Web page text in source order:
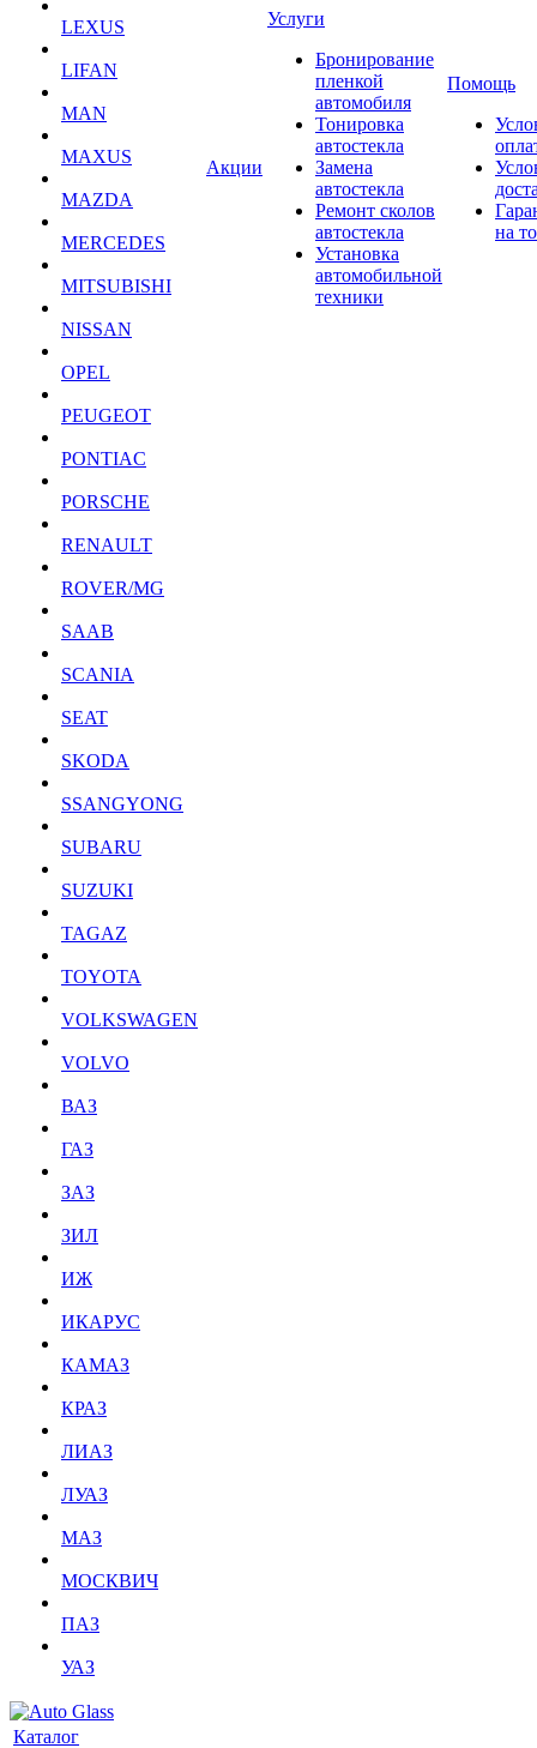
LEXUS
LIFAN
MAN
MAXUS
MAZDA
MERCEDES
MITSUBISHI
NISSAN
OPEL
PEUGEOT
PONTIAC
PORSCHE
RENAULT
ROVER/MG
SAAB
SCANIA
SEAT
SKODA
SSANGYONG
SUBARU
SUZUKI
TAGAZ
TOYOTA
VOLKSWAGEN
VOLVO
ВАЗ
ГАЗ
ЗАЗ
ЗИЛ
ИЖ
ИКАРУС
КАМАЗ
КРАЗ
ЛИАЗ
ЛУАЗ
МАЗ
МОСКВИЧ
ПАЗ
УАЗ
Акции
Услуги
Бронирование
пленкой
автомобиля
Тонировка
автостекла
Замена
автостекла
Ремонт сколов
автостекла
Установка
автомобильной
техники
Помощь
на
Каталог